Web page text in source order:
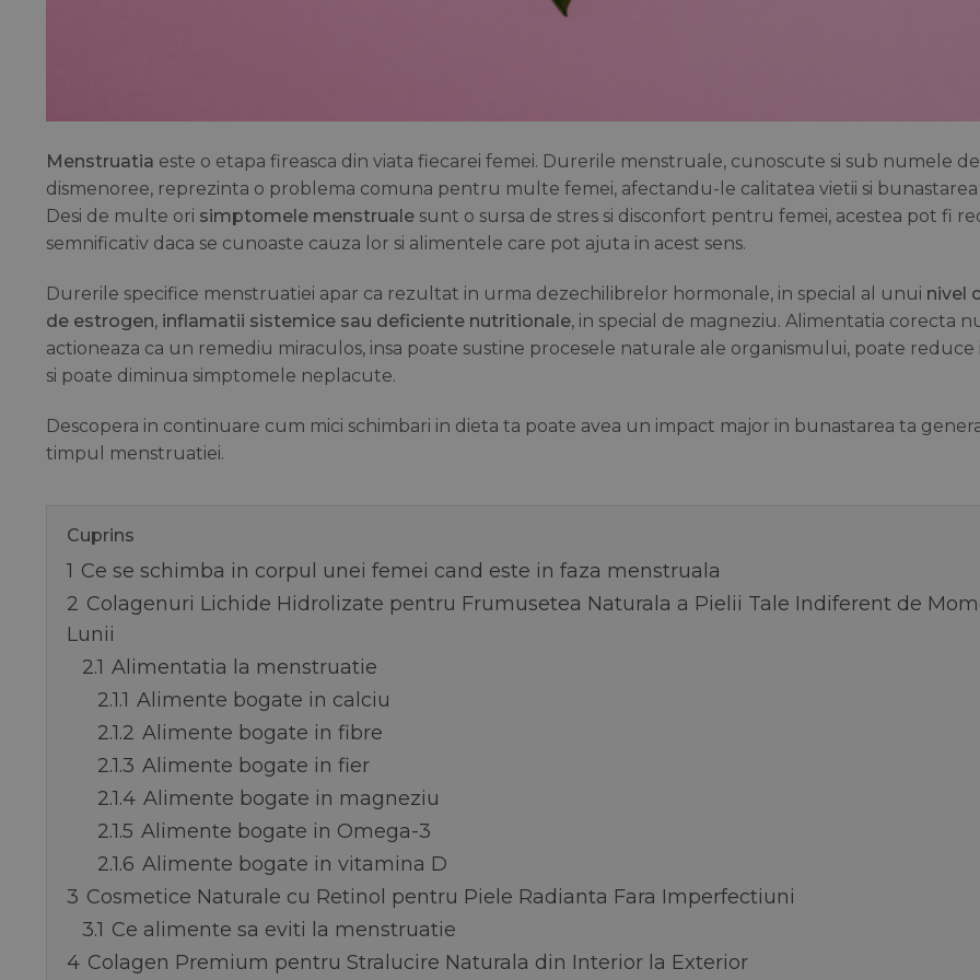
Menstruatia este o etapa fireasca din viata fiecarei femei. Durerile menstruale, cunoscute si sub numele de
dismenoree, reprezinta o problema comuna pentru multe femei, afectandu-le calitatea vietii si bunastarea
Desi de multe ori simptomele menstruale sunt o sursa de stres si disconfort pentru femei, acestea pot fi
semnificativ daca se cunoaste cauza lor si alimentele care pot ajuta in acest sens.
Durerile specifice menstruatiei apar ca rezultat in urma dezechilibrelor hormonale, in special al unui nivel
de estrogen, inflamatii sistemice sau deficiente nutritionale, in special de magneziu. Alimentatia corecta
actioneaza ca un remediu miraculos, insa poate sustine procesele naturale ale organismului, poate reduce
si poate diminua simptomele neplacute.
Descopera in continuare cum mici schimbari in dieta ta poate avea un impact major in bunastarea ta
timpul menstruatiei.
Cuprins
1 Ce se schimba in corpul unei femei cand este in faza menstruala
2 Colagenuri Lichide Hidrolizate pentru Frumusetea Naturala a Pielii Tale Indiferent de
Lunii
2.1 Alimentatia la menstruatie
2.1.1 Alimente bogate in calciu
2.1.2 Alimente bogate in fibre
2.1.3 Alimente bogate in fier
2.1.4 Alimente bogate in magneziu
2.1.5 Alimente bogate in Omega-3
2.1.6 Alimente bogate in vitamina D
3 Cosmetice Naturale cu Retinol pentru Piele Radianta Fara Imperfectiuni
3.1 Ce alimente sa eviti la menstruatie
4 Colagen Premium pentru Stralucire Naturala din Interior la Exterior